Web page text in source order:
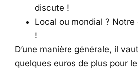
discute !
Local ou mondial ?
!
D’une manière générale, il
quelques euros de plus pour